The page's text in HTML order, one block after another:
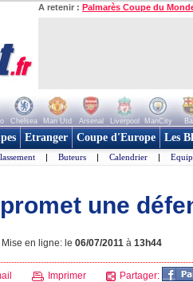
A retenir : Palmarès Coupe du
Chelsea Man Utd Arsenal Liverpool ManCity
Etranger Coupe d'Europe Les
| Buteurs | Calendrier |
une
en ligne: le 06/07/2011 à 13h44
Imprimer Partager: